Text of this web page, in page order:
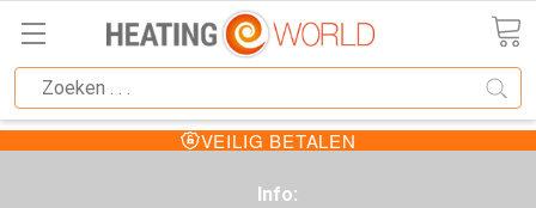
VEILIG BETALEN
Info: